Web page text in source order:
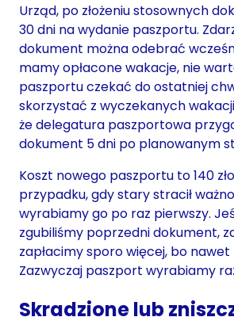
Urząd, po złożeniu stosownych
30 dni na wydanie paszportu.
dokument można odebrać
mamy opłacone wakacje, nie
paszportu czekać do ostatniej
skorzystać z wyczekanych
że delegatura paszportowa
dokument 5 dni po planowanym
Koszt nowego paszportu to 140
przypadku, gdy stary stracił
wyrabiamy go po raz pierwszy.
zgubiliśmy poprzedni dokument,
zapłacimy sporo więcej, bo nawet
Zazwyczaj paszport wyrabiamy
Skradzione lub